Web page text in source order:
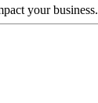
your business.